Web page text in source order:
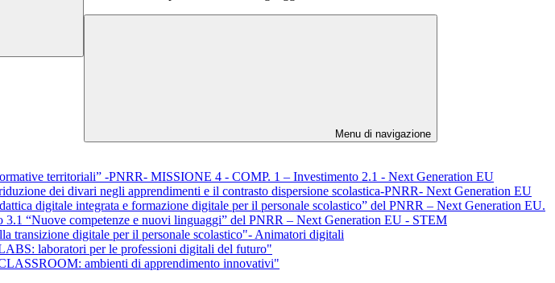
Menu di navigazione
territoriali” -PNRR- MISSIONE 4 - COMP. 1 – Investimento 2.1 - Next Generation EU
dei divari negli apprendimenti e il contrasto dispersione scolastica-PNRR- Next Generation EU
digitale integrata e formazione digitale per il personale scolastico” del PNRR – Next Generation EU.
“Nuove competenze e nuovi linguaggi” del PNRR – Next Generation EU - STEM
transizione digitale per il personale scolastico"- Animatori digitali
laboratori per le professioni digitali del futuro"
ambienti di apprendimento innovativi"